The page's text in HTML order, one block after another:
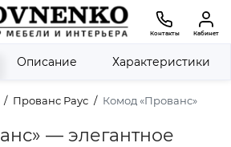
Контакты Кабинет
Прованс Раус Комод «Прованс»
— элегантное
Описание Характеристики